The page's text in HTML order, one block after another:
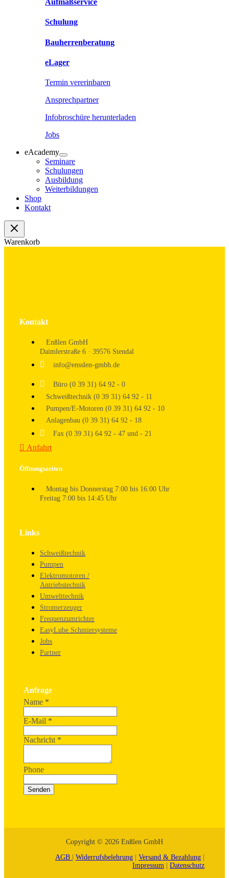
Aufmaßservice
Schulung
Bauherrenberatung
eLager
Termin vererinbaren
Ansprechpartner
Infobroschüre herunterladen
Jobs
eAcademy
Seminare
Schulungen
Ausbildung
Weiterbildungen
Shop
Kontakt
Warenkorb
Kontakt
Enßlen GmbH
Daimlerstraße 6 · 39576 Stendal
info@ensslen-gmbh.de
Büro (0 39 31) 64 92 - 0
Schweißtechnik (0 39 31) 64 92 - 11
Pumpen/E-Motoren (0 39 31) 64 92 - 10
Anlagenbau (0 39 31) 64 92 - 18
Fax (0 39 31) 64 92 - 47 und - 21
Anfahrt
Öffnungszeiten
Montag bis Donnerstag 7:00 bis 16:00 Uhr
Freitag 7:00 bis 14:45 Uhr
Links
Schweißtechnik
Pumpen
Elektromotoren /
Antriebstechnik
Umwelttechnik
Stromerzeuger
Frequenzumrichter
EasyLube Schmiersysteme
Jobs
Partner
Anfrage
Name *
E-Mail *
Nachricht *
Phone
Senden
Copyright © 2026 Enßlen GmbH
AGB
Widerrufsbelehrung Versand & Bezahlung
Impressum
Datenschutz